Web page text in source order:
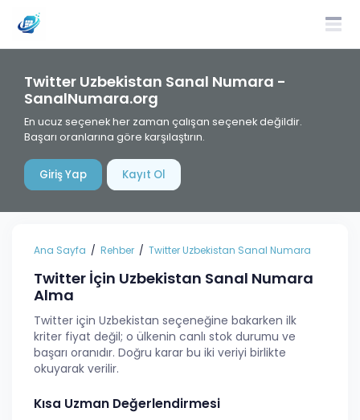
Twitter Uzbekistan Sanal Numara -
SanalNumara.org
En ucuz seçenek her zaman çalışan seçenek değildir.
Başarı oranlarına göre karşılaştırın.
Giriş Yap Kayıt Ol
Ana Sayfa Rehber Twitter Uzbekistan Sanal Numara
Twitter İçin Uzbekistan Sanal Numara
Alma
Twitter için Uzbekistan seçeneğine bakarken ilk
kriter fiyat değil; o ülkenin canlı stok durumu ve
başarı oranıdır. Doğru karar bu iki veriyi birlikte
okuyarak verilir.
Kısa Uzman Değerlendirmesi